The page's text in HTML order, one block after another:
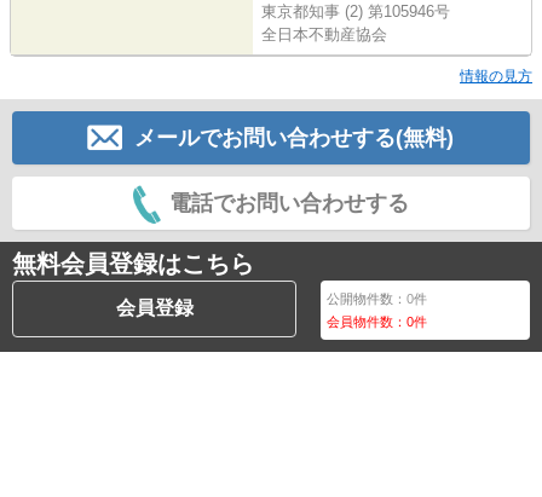
東京都知事 (2) 第105946号
全日本不動産協会
情報の見方
メールでお問い合わせする(無料)
電話でお問い合わせする
無料会員登録はこちら
会員登録 公開物件数：0件
会員物件数：0件